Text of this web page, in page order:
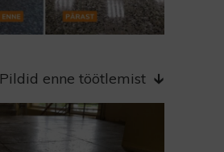
Pildid enne töötlemist 🡳